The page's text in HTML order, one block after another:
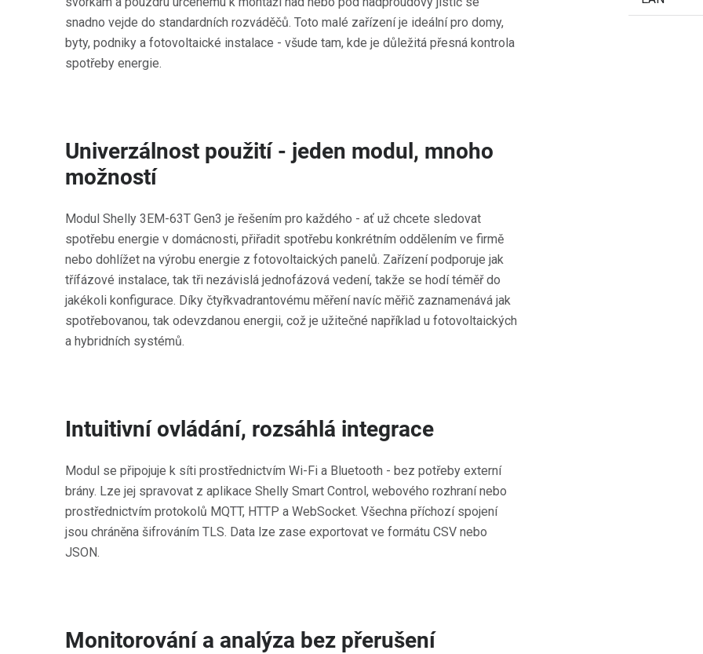
snadno vejde do standardních rozváděčů. Toto malé zařízení je ideální pro domy,
byty, podniky a fotovoltaické instalace - všude tam, kde je důležitá přesná kontrola
spotřeby energie.
Univerzálnost použití - jeden modul, mnoho
možností
Modul Shelly 3EM-63T Gen3 je řešením pro každého - ať už chcete sledovat
spotřebu energie v domácnosti, přiřadit spotřebu konkrétním oddělením ve firmě
nebo dohlížet na výrobu energie z fotovoltaických panelů. Zařízení podporuje jak
třífázové instalace, tak tři nezávislá jednofázová vedení, takže se hodí téměř do
jakékoli konfigurace. Díky čtyřkvadrantovému měření navíc měřič zaznamenává jak
spotřebovanou, tak odevzdanou energii, což je užitečné například u fotovoltaických
a hybridních systémů.
Intuitivní ovládání, rozsáhlá integrace
Modul se připojuje k síti prostřednictvím Wi-Fi a Bluetooth - bez potřeby externí
brány. Lze jej spravovat z aplikace Shelly Smart Control, webového rozhraní nebo
prostřednictvím protokolů MQTT, HTTP a WebSocket. Všechna příchozí spojení
jsou chráněna šifrováním TLS. Data lze zase exportovat ve formátu CSV nebo
JSON.
Monitorování a analýza bez přerušení